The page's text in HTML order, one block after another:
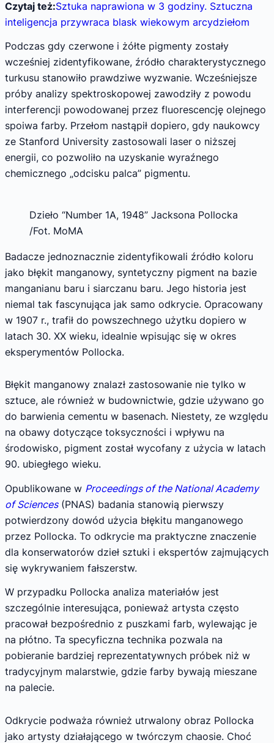
Czytaj też:Sztuka naprawiona w 3 godziny. Sztuczna
inteligencja przywraca blask wiekowym arcydziełom
Podczas gdy czerwone i żółte pigmenty zostały
wcześniej zidentyfikowane, źródło charakterystycznego
turkusu stanowiło prawdziwe wyzwanie. Wcześniejsze
próby analizy spektroskopowej zawodziły z powodu
interferencji powodowanej przez fluorescencję olejnego
spoiwa farby. Przełom nastąpił dopiero, gdy naukowcy
ze Stanford University zastosowali laser o niższej
energii, co pozwoliło na uzyskanie wyraźnego
chemicznego „odcisku palca” pigmentu.
Dzieło “Number 1A, 1948” Jacksona Pollocka
/Fot. MoMA
Badacze jednoznacznie zidentyfikowali źródło koloru
jako błękit manganowy, syntetyczny pigment na bazie
manganianu baru i siarczanu baru. Jego historia jest
niemal tak fascynująca jak samo odkrycie. Opracowany
w 1907 r., trafił do powszechnego użytku dopiero w
latach 30. XX wieku, idealnie wpisując się w okres
eksperymentów Pollocka.
Błękit manganowy znalazł zastosowanie nie tylko w
sztuce, ale również w budownictwie, gdzie używano go
do barwienia cementu w basenach. Niestety, ze względu
na obawy dotyczące toksyczności i wpływu na
środowisko, pigment został wycofany z użycia w latach
90. ubiegłego wieku.
Opublikowane w Proceedings of the National Academy
of Sciences(PNAS) badania stanowią pierwszy
potwierdzony dowód użycia błękitu manganowego
przez Pollocka. To odkrycie ma praktyczne znaczenie
dla konserwatorów dzieł sztuki i ekspertów zajmujących
się wykrywaniem fałszerstw.
W przypadku Pollocka analiza materiałów jest
szczególnie interesująca, ponieważ artysta często
pracował bezpośrednio z puszkami farb, wylewając je
na płótno. Ta specyficzna technika pozwala na
pobieranie bardziej reprezentatywnych próbek niż w
tradycyjnym malarstwie, gdzie farby bywają mieszane
na palecie.
Odkrycie podważa również utrwalony obraz Pollocka
jako artysty działającego w twórczym chaosie. Choć